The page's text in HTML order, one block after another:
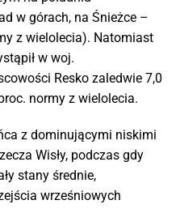
w górach, na Śnieżce –
z wielolecia). Natomiast
w woj.
Resko zaledwie 7,0
normy z wielolecia.
z dominującymi niskimi
Wisły, podczas gdy
stany średnie,
wrześniowych